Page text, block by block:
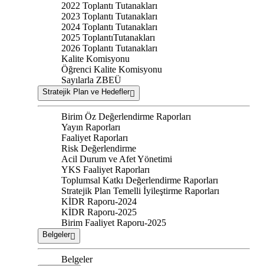
2022 Toplantı Tutanakları
2023 Toplantı Tutanakları
2024 Toplantı Tutanakları
2025 ToplantıTutanakları
2026 Toplantı Tutanakları
Kalite Komisyonu
Öğrenci Kalite Komisyonu
Sayılarla ZBEÜ
Stratejik Plan ve Hedefler
Birim Öz Değerlendirme Raporları
Yayın Raporları
Faaliyet Raporları
Risk Değerlendirme
Acil Durum ve Afet Yönetimi
YKS Faaliyet Raporları
Toplumsal Katkı Değerlendirme Raporları
Stratejik Plan Temelli İyileştirme Raporları
KİDR Raporu-2024
KİDR Raporu-2025
Birim Faaliyet Raporu-2025
Belgeler
Belgeler